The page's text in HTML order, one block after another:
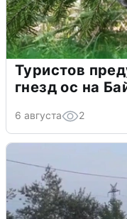
Туристов
гнезд ос на
6 августа 2